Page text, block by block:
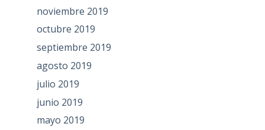
noviembre 2019
octubre 2019
septiembre 2019
agosto 2019
julio 2019
junio 2019
mayo 2019